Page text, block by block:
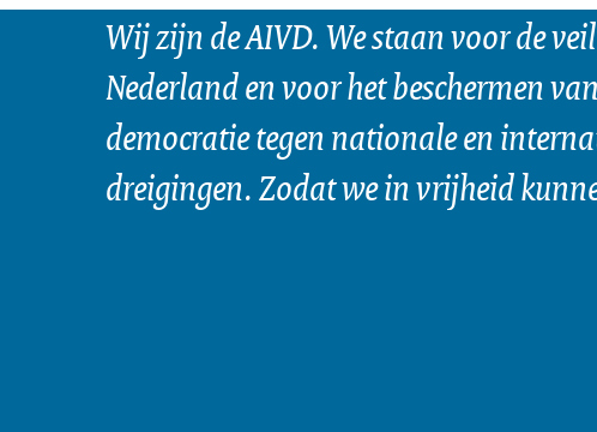
Wij zijn de AIVD. We staan voor de
Nederland en voor het beschermen
democratie tegen nationale en
dreigingen. Zodat we in vrijheid